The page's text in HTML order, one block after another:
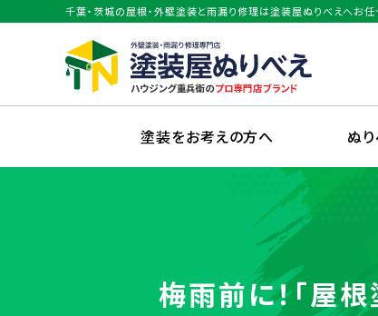
千葉・茨城の屋根・外壁塗装と雨漏り修理は塗装屋ぬりべえへお任
塗装をお考えの方へ ぬ
梅雨前に！「屋